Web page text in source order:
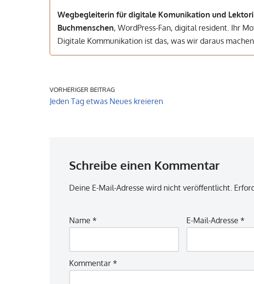
Wegbegleiterin für digitale Komunikation und
Buchmenschen, WordPress-Fan, digital resident. Ihr
Digitale Kommunikation ist das, was wir daraus
VORHERIGER BEITRAG
Jeden Tag etwas Neues kreieren
Schreibe einen Kommentar
Deine E-Mail-Adresse wird nicht veröffentlicht.
Name * E-Mail-Adresse*
Kommentar *